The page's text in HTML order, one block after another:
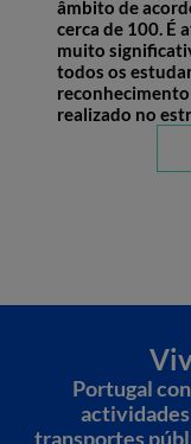
âmbito de
cerca de 100. É
muito
todos os
realizado no
Portugal
transportes